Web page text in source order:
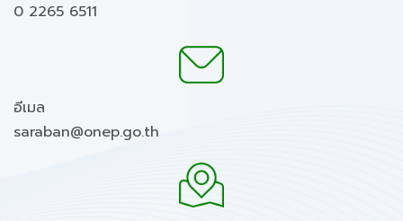
0 2265 6511
อีเมล
saraban@onep.go.th